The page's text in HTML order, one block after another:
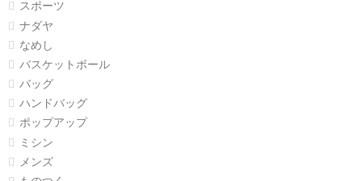
スポーツ
ナダヤ
なめし
バスケットボール
バッグ
ハンドバッグ
ポップアップ
ミシン
メンズ